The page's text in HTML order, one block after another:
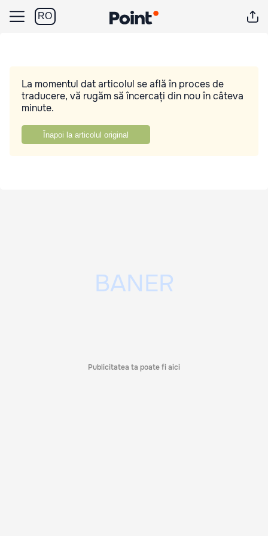
RO
La momentul dat articolul se află în proces de
traducere, vă rugăm să încercați din nou în câteva
minute.
Înapoi la articolul original
Publicitatea ta poate fi aici